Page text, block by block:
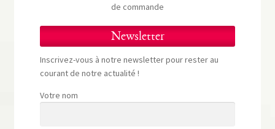
de commande
Newsletter
Inscrivez-vous à notre newsletter pour rester au
courant de notre actualité !
Votre nom